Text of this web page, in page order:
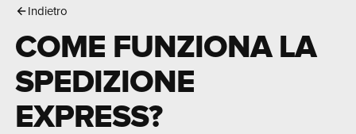
Indietro
COME FUNZIONA LA
SPEDIZIONE
EXPRESS?